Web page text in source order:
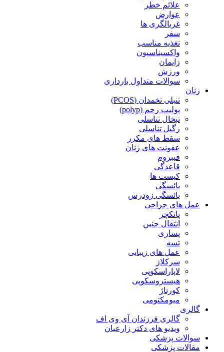
علائم خطر
عوارض
غربالگری ها
سفر
تغذیه مناسب
واکسیناسیون
زایمان
ورزش
سوالات متداول بارداری
زنان
تنبلی تخمدان (PCOS)
پولیپ رحم (polyp)
تبخال تناسلی
زگیل تناسلی
سقط های مکرر
عفونت های زنان
فیبروم
قاعدگی
کیست ها
یائسگی
یائسگی زودرس
عمل های جراحی
پانکچر
انتقال جنین
پساری
تسه
عمل های زیبایی
سرکلاژ
لاپاراسکوپی
هیستروسکوپی
کورتاژ
میومکتومی
گالری
گالری فرزندان آی وی اف
ویدیو های دکتر زارعیان
سوالات پزشکی
مقالات پزشکی